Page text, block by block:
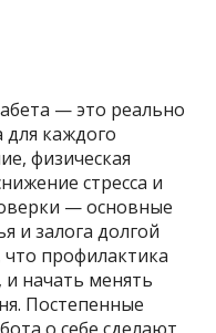
— это реально
каждого
физическая
стресса и
— основные
и залога долгой
профилактика
и начать менять
Постепенные